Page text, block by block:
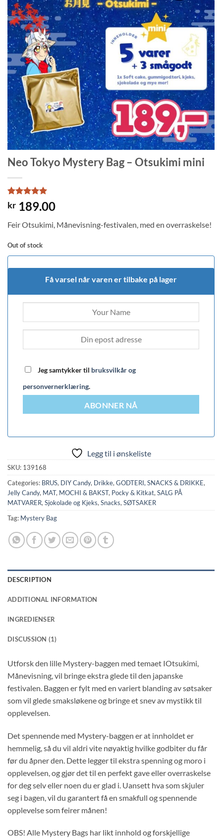
Neo Tokyo Mystery Bag – Otsukimi mini
Rated5
out of 5
1
customer
kr 189.00
Feir Otsukimi, Månevisning-festivalen, med en overraskelse!
Out of stock
Få varsel når varen er tilbake på lager
Jeg samtykker til bruksvilkår og
personvernerklæring.
ABONNER NÅ
Legg til i ønskeliste
SKU: 139168
Categories: BRUS, DIY Candy, Drikke, GODTERI, SNACKS & DRIKKE,
Jelly Candy, MAT, MOCHI & BAKST, Pocky & Kitkat, SALG PÅ
MATVARER, Sjokolade og Kjeks, Snacks, SØTSAKER
Tag: Mystery Bag
DESCRIPTION
ADDITIONAL INFORMATION
INGREDIENSER
DISCUSSION (1)
Utforsk den lille Mystery-baggen med temaet IOtsukimi,
Månevisning, vil bringe ekstra glede til den japanske
festivalen. Baggen er fylt med en variert blanding av søtsaker
som vil glede smaksløkene og bringe et snev av mystikk til
opplevelsen.
Det spennende med Mystery-baggen er at innholdet er
hemmelig, så du vil aldri vite nøyaktig hvilke godbiter du får
før du åpner den. Dette legger til ekstra spenning og moro i
opplevelsen, og gjør det til en perfekt gave eller overraskelse
for deg selv eller noen du er glad i. Uansett hva som skjuler
seg i bagen, vil du garantert få en smakfull og spennende
opplevelse som feirer månen!
OBS! Alle Mystery Bags har likt innhold og forskjellige